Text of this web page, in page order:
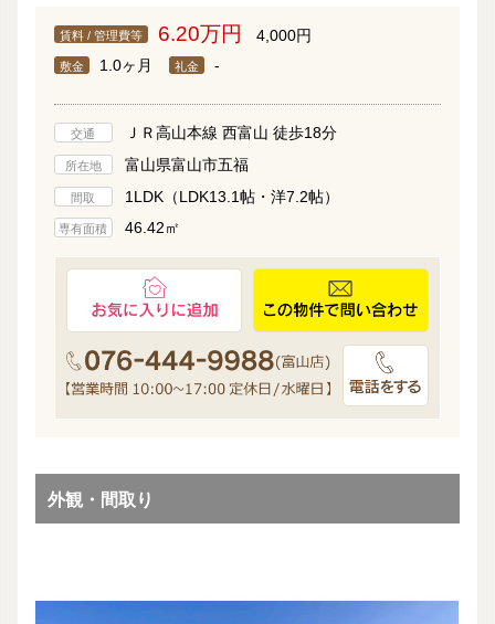
賃料 / 管理費等 6.20万円 4,000円
敷金 1.0ヶ月 礼金 -
交通 ＪＲ高山本線 西富山 徒歩18分
所在地 富山県富山市五福
間取 1LDK（LDK13.1帖・洋7.2帖）
専有面積 46.42㎡
外観・間取り